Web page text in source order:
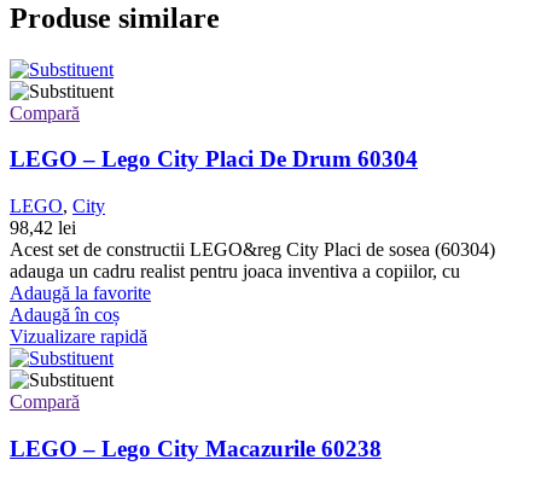
Produse similare
Compară
LEGO – Lego City Placi De Drum 60304
LEGO, City
98,42 lei
Acest set de constructii LEGO&reg City Placi de sosea (60304)
adauga un cadru realist pentru joaca inventiva a copiilor, cu
Adaugă la favorite
Adaugă în coș
Vizualizare rapidă
Compară
LEGO – Lego City Macazurile 60238